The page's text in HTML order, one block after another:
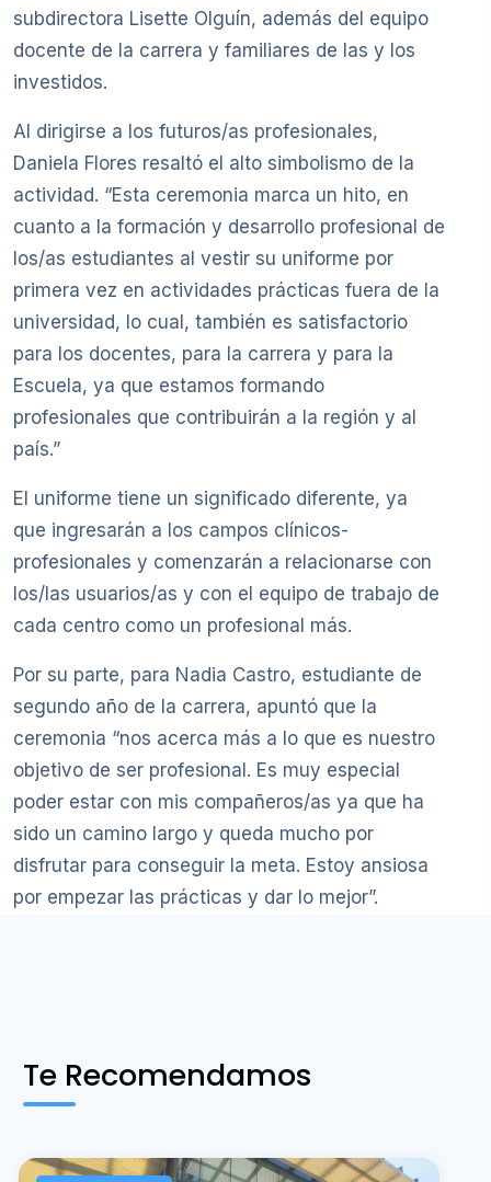
subdirectora Lisette Olguín, además del equipo
docente de la carrera y familiares de las y los
investidos.
Al dirigirse a los futuros/as profesionales,
Daniela Flores resaltó el alto simbolismo de la
actividad. “Esta ceremonia marca un hito, en
cuanto a la formación y desarrollo profesional de
los/as estudiantes al vestir su uniforme por
primera vez en actividades prácticas fuera de la
universidad, lo cual, también es satisfactorio
para los docentes, para la carrera y para la
Escuela, ya que estamos formando
profesionales que contribuirán a la región y al
país.”
El uniforme tiene un significado diferente, ya
que ingresarán a los campos clínicos-
profesionales y comenzarán a relacionarse con
los/las usuarios/as y con el equipo de trabajo de
cada centro como un profesional más.
Por su parte, para Nadia Castro, estudiante de
segundo año de la carrera, apuntó que la
ceremonia “nos acerca más a lo que es nuestro
objetivo de ser profesional. Es muy especial
poder estar con mis compañeros/as ya que ha
sido un camino largo y queda mucho por
disfrutar para conseguir la meta. Estoy ansiosa
por empezar las prácticas y dar lo mejor”.
Te Recomendamos